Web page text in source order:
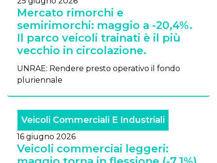
Mercato rimorchi e
semirimorchi: maggio a -20,4%.
Il parco veicoli trainati è il più
vecchio in circolazione.
UNRAE: Rendere presto operativo il fondo
pluriennale
Veicoli Commerciali E Industriali
16 giugno 2026
Veicoli commerciai leggeri: